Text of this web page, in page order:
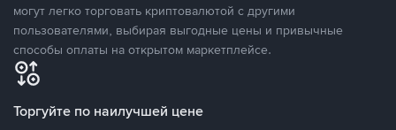
могут легко торговать криптовалютой с другими
пользователями, выбирая выгодные цены и привычные
способы оплаты на открытом маркетплейсе.
Торгуйте по наилучшей цене